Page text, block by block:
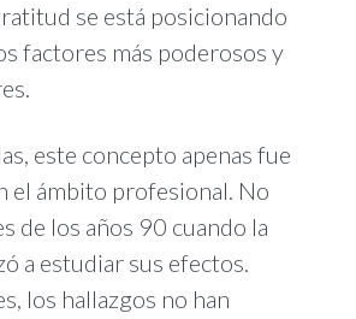
se está posicionando
factores más poderosos y
este concepto apenas fue
el ámbito profesional. No
de los años 90 cuando la
a estudiar sus efectos.
los hallazgos no han